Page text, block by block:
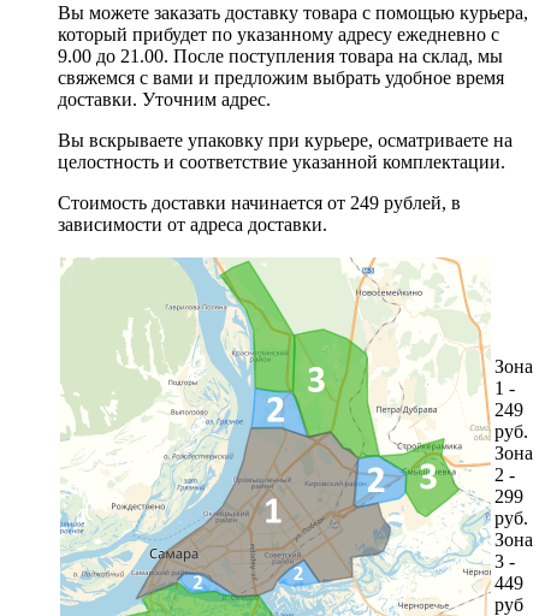
Вы можете заказать доставку товара с помощью курьера,
который прибудет по указанному адресу ежедневно с
9.00 до 21.00. После поступления товара на склад, мы
свяжемся с вами и предложим выбрать удобное время
доставки. Уточним адрес.
Вы вскрываете упаковку при курьере, осматриваете на
целостность и соответствие указанной комплектации.
Стоимость доставки начинается от 249 рублей, в
зависимости от адреса доставки.
Зона
1 -
249
руб.
Зона
2 -
299
руб.
Зона
3 -
449
руб